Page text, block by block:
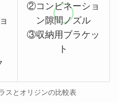
②コンビネーショ
ン隙間ノズル
③収納用ブラケッ
ト
スとオリジンの比較表